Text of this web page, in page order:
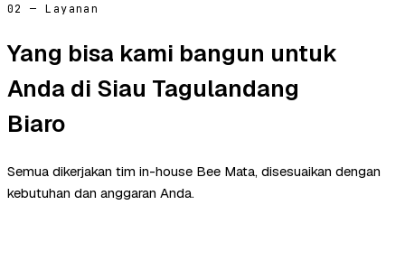
02 — Layanan
Yang bisa kami bangun untuk
Anda di Siau Tagulandang
Biaro
Semua dikerjakan tim in-house Bee Mata, disesuaikan dengan
kebutuhan dan anggaran Anda.